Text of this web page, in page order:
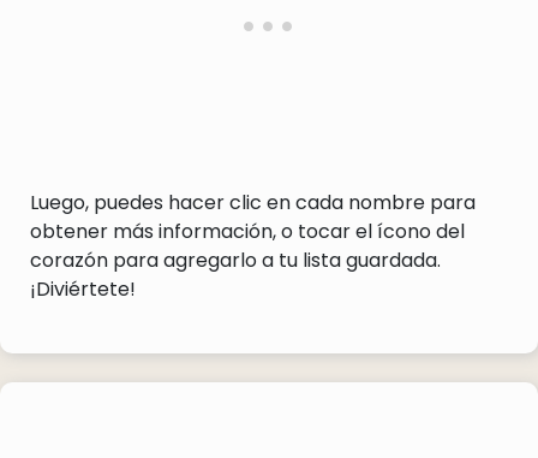
Luego, puedes hacer clic en cada nombre para
obtener más información, o tocar el ícono del
corazón para agregarlo a tu lista guardada.
¡Diviértete!